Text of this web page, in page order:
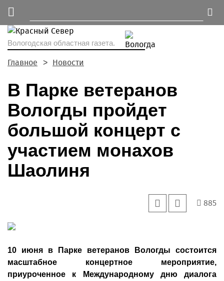
Вологодская областная газета.
Главное Новости
В Парке ветеранов
Вологды пройдет
большой концерт с
участием монахов
Шаолиня
885
10 июня в Парке ветеранов Вологды состоится
масштабное концертное мероприятие,
приуроченное к Международному дню диалога